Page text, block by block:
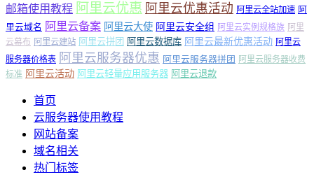
邮箱使用教程 阿里云优惠 阿里云优惠活动 阿里云全站加速 阿
里云域名 阿里云备案 阿里云大使 阿里云安全组 阿里云实例规格族 阿里
云幕布 阿里云建站 阿里云拼团 阿里云数据库 阿里云最新优惠活动 阿里云
服务器价格表 阿里云服务器优惠 阿里云服务器拼团 阿里云服务器收费
标准 阿里云活动 阿里云轻量应用服务器 阿里云退款
首页
云服务器使用教程
网站备案
域名相关
热门标签